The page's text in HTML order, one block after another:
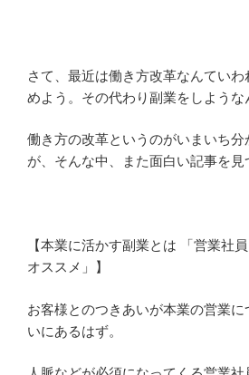
さて、最近は働き方改革なんてい
めよう。その代わり副業をしような
働き方の改革というのがいまいち
が、そんな中、また面白い記事を見
【本業に活かす副業とは 「営業社
オススメ」】
お客様とのつきあいが本業の営業
いにあるはず。